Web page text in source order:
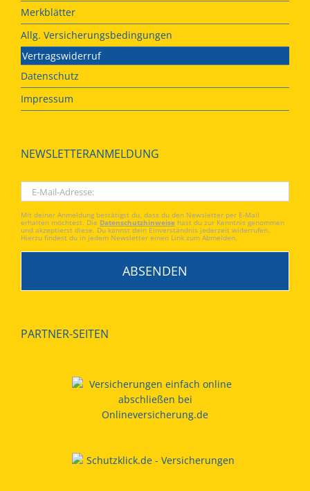
Merkblätter
Allg. Versicherungsbedingungen
Vertragswiderruf
Datenschutz
Impressum
NEWSLETTERANMELDUNG
Mit deiner Anmeldung bestätigst du, dass du den Newsletter per E-Mail
erhalten möchtest. Die Datenschutzhinweise hast du zur Kenntnis genommen
und akzeptierst diese. Du kannst dein Einverständnis jederzeit widerrufen.
Hierzu findest du in jedem Newsletter einen Link zum Abmelden.
PARTNER-SEITEN